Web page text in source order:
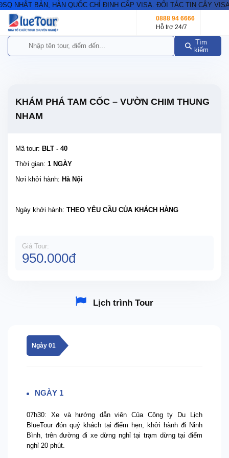
NHẬT BẢN, HÀN QUỐC CHỈ ĐỊNH CẤP VISA. ĐỐI TÁC TIN CẬY
0888 94 6666
Hỗ trợ 24/7
Tìm
kiếm
KHÁM PHÁ TAM CỐC – VƯỜN CHIM THUNG
NHAM
Mã tour: BLT - 40
Thời gian: 1 NGÀY
Nơi khởi hành: Hà Nội
Ngày khởi hành: THEO YÊU CẦU CỦA KHÁCH HÀNG
Giá Tour:
950.000đ
Lịch trình Tour
Ngày 01
NGÀY 1
07h30: Xe và hướng dẫn viên Của Công ty Du Lịch
BlueTour đón quý khách tại điểm hẹn, khởi hành đi Ninh
Bình, trên đường đi xe dừng nghỉ tại trạm dừng tại điểm
nghỉ 20 phút.